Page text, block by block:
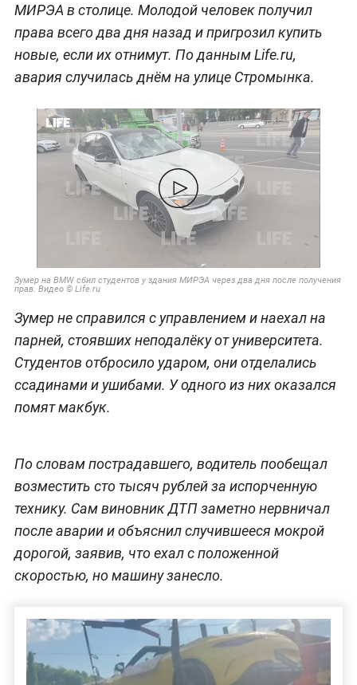
МИРЭА в столице. Молодой человек получил
права всего два дня назад и пригрозил купить
новые, если их отнимут. По данным Life.ru,
авария случилась днём на улице Стромынка.
Зумер на BMW сбил студентов у здания МИРЭА через два дня после получения
прав. Видео © Life.ru
Зумер не справился с управлением и наехал на
парней, стоявших неподалёку от университета.
Студентов отбросило ударом, они отделались
ссадинами и ушибами. У одного из них оказался
помят макбук.
По словам пострадавшего, водитель пообещал
возместить сто тысяч рублей за испорченную
технику. Сам виновник ДТП заметно нервничал
после аварии и объяснил случившееся мокрой
дорогой, заявив, что ехал с положенной
скоростью, но машину занесло.